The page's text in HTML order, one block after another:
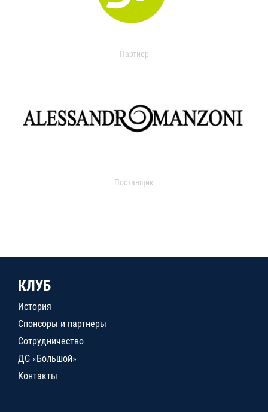
Партнер
Поставщик
КЛУБ
История
Спонсоры и партнеры
Сотрудничество
ДС «Большой»
Контакты